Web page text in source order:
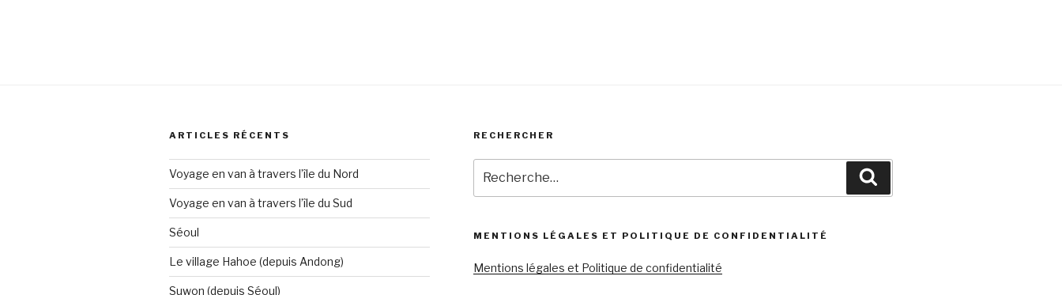
ARTICLES RÉCENTS
Voyage en van à travers l’île du Nord
Voyage en van à travers l’île du Sud
Séoul
Le village Hahoe (depuis Andong)
Suwon (depuis Séoul)
RECHERCHER
pour
MENTIONS LÉGALES ET POLITIQUE DE CONFIDENTIALITÉ
Mentions légales et Politique de confidentialité